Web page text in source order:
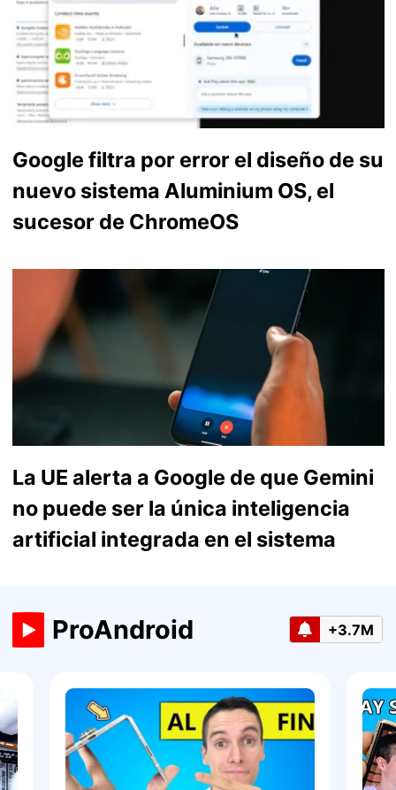
Google filtra por error el diseño de su
nuevo sistema Aluminium OS, el
sucesor de ChromeOS
La UE alerta a Google de que Gemini
no puede ser la única inteligencia
artificial integrada en el sistema
ProAndroid +3.7M